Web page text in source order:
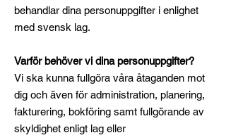
behandlar dina personuppgifter i enlighet
med svensk lag.
Varför behöver vi dina personuppgifter?
Vi ska kunna fullgöra våra åtaganden mot
dig och även för administration, planering,
fakturering, bokföring samt fullgörande av
skyldighet enligt lag eller